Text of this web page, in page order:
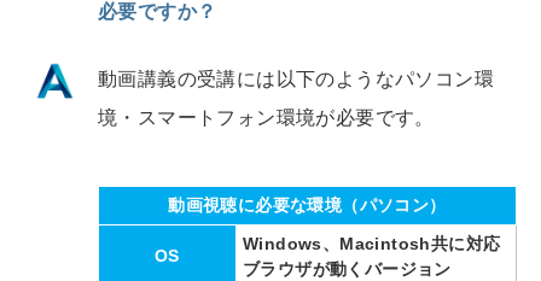
必要ですか？
動画講義の受講には以下のようなパソコン環
境・スマートフォン環境が必要です。
動画視聴に必要な環境（パソコン）
OS
Windows、Macintosh共に対応
ブラウザが動くバージョン